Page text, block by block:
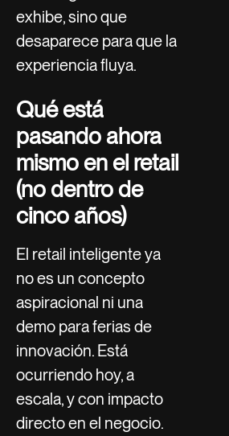
exhibe, sino que
desaparece para que la
experiencia fluya.
Qué está
pasando ahora
mismo en el retail
(no dentro de
cinco años)
El retail inteligente ya
no es un concepto
aspiracional ni una
demo para ferias de
innovación. Está
ocurriendo hoy, a
escala, y con impacto
directo en el negocio.